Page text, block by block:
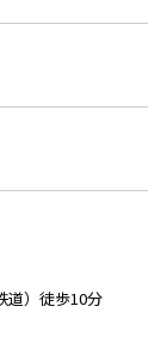
道）徒歩10分